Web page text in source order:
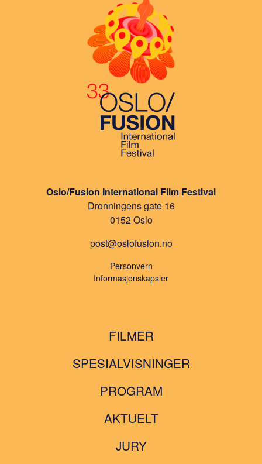
Oslo/Fusion International Film Festival
Dronningens gate 16
0152 Oslo
post@oslofusion.no
Personvern
Informasjonskapsler
FILMER
SPESIALVISNINGER
PROGRAM
AKTUELT
JURY